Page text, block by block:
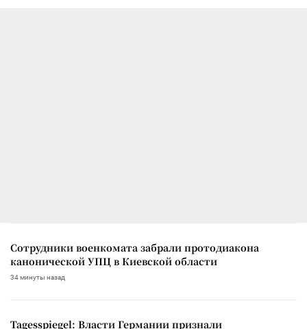
Сотрудники военкомата забрали протодиакона
канонической УПЦ в Киевской области
34 минуты назад
Tagesspiegel: Власти Германии признали